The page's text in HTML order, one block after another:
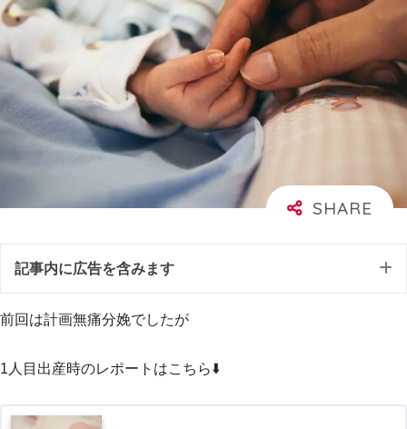
記事内に広告を含みます
前回は計画無痛分娩でしたが
1人目出産時のレポートはこちら⬇️